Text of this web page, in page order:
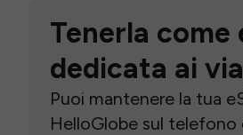
Tenerla come
dedicata ai
Puoi mantenere la tua
HelloGlobe sul telefono